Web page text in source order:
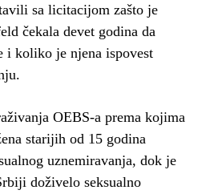
sa licitacijom zašto je
čekala devet godina da
i koliko je njena ispovest
OEBS-a prema kojima
starijih od 15 godina
uznemiravanja, dok je
doživelo seksualno